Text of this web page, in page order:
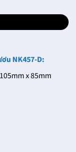
NK457-D:
x 85mm